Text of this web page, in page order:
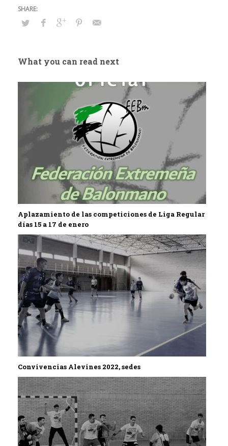
What you can read next
Aplazamiento de las competiciones de Liga Regular
días 15 a 17 de enero
Convivencias Alevines 2022, sedes